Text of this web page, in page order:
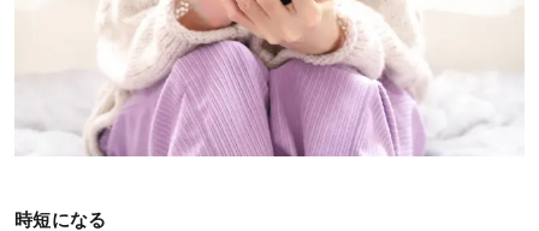
時短になる